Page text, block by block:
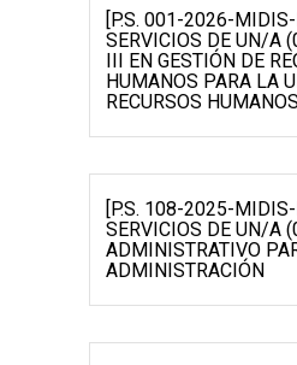
[P.S. 001-2026-
SERVICIOS DE UN/A
III EN GESTIÓN DE
HUMANOS PARA LA
RECURSOS HUMANOS
[P.S. 108-2025-
SERVICIOS DE UN/A
ADMINISTRATIVO
ADMINISTRACIÓN